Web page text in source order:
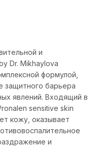
и
Dr. Mikhaylova
формулой,
защитного барьера
явлений. Входящий в
sensitive skin
кожу, оказывает
и